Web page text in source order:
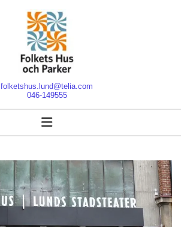
folketshus.lund@telia.com
046-149555